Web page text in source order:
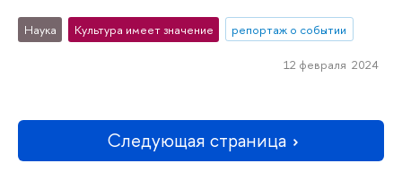
Наука Культура имеет значение репортаж о событии
12 февраля 2024
Следующая страница